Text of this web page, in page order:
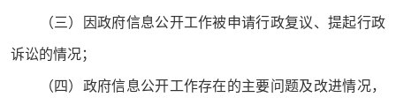
（三）因政府信息公开工作被申请行政复议、提起行政
诉讼的情况；
（四）政府信息公开工作存在的主要问题及改进情况，